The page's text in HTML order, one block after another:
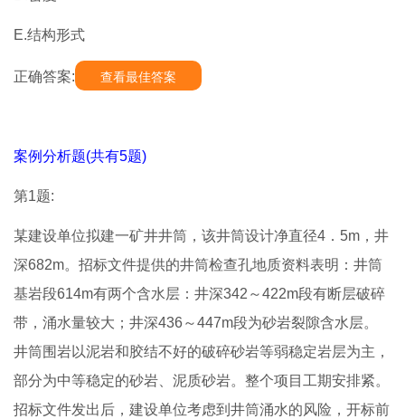
E.结构形式
正确答案: 查看最佳答案
案例分析题(共有5题)
第1题:
某建设单位拟建一矿井井筒，该井筒设计净直径4．5m，井
深682m。招标文件提供的井筒检查孔地质资料表明：井筒
基岩段614m有两个含水层：井深342～422m段有断层破碎
带，涌水量较大；井深436～447m段为砂岩裂隙含水层。
井筒围岩以泥岩和胶结不好的破碎砂岩等弱稳定岩层为主，
部分为中等稳定的砂岩、泥质砂岩。整个项目工期安排紧。
招标文件发出后，建设单位考虑到井筒涌水的风险，开标前